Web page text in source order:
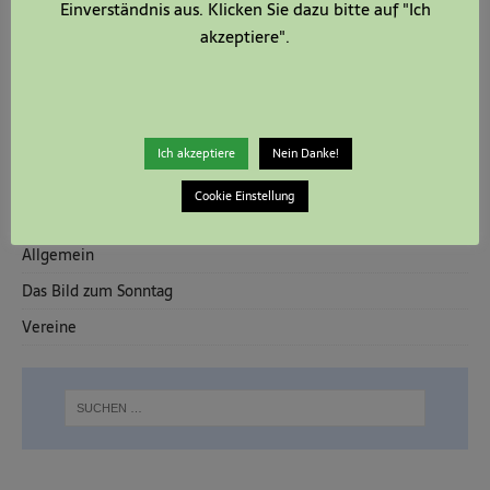
26. April 2026
Allgemein
Das Bild zum Sonntag
Vereine
Einverständnis aus. Klicken Sie dazu bitte auf "Ich
akzeptiere".
Ich akzeptiere Nein Danke!
Cookie Einstellung